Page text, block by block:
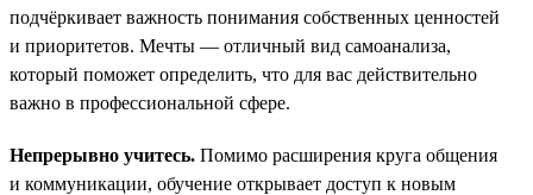
подчёркивает важность понимания собственных ценностей
и приоритетов. Мечты — отличный вид самоанализа,
который поможет определить, что для вас действительно
важно в профессиональной сфере.
Непрерывно учитесь. Помимо расширения круга общения
и коммуникации, обучение открывает доступ к новым